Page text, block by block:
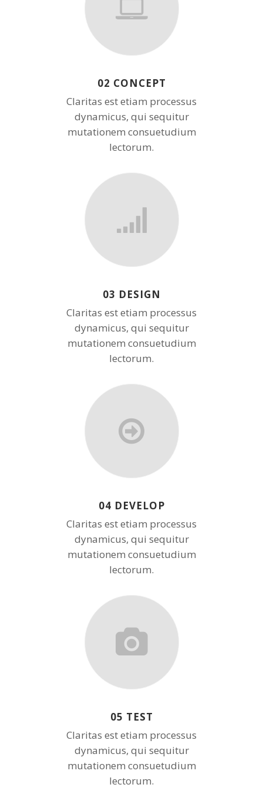
02 CONCEPT
Claritas est etiam processus
dynamicus, qui sequitur
mutationem consuetudium
lectorum.
03 DESIGN
Claritas est etiam processus
dynamicus, qui sequitur
mutationem consuetudium
lectorum.
04 DEVELOP
Claritas est etiam processus
dynamicus, qui sequitur
mutationem consuetudium
lectorum.
05 TEST
Claritas est etiam processus
dynamicus, qui sequitur
mutationem consuetudium
lectorum.